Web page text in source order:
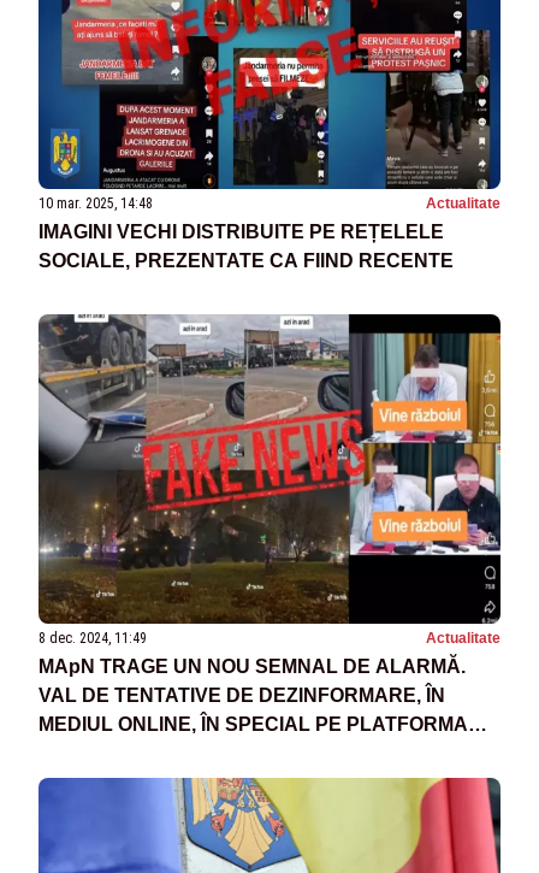
10 mar. 2025, 14:48 Actualitate
IMAGINI VECHI DISTRIBUITE PE REȚELELE
SOCIALE, PREZENTATE CA FIIND RECENTE
8 dec. 2024, 11:49 Actualitate
MApN TRAGE UN NOU SEMNAL DE ALARMĂ.
VAL DE TENTATIVE DE DEZINFORMARE, ÎN
MEDIUL ONLINE, ÎN SPECIAL PE PLATFORMA